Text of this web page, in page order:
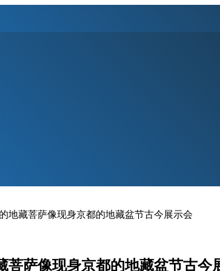
地藏菩萨像现身京都的地藏盆节古今展示会
菩萨像现身京都的地藏盆节古今